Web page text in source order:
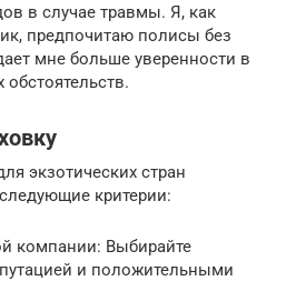
в случае травмы. Я, как
предпочитаю полисы без
мне больше уверенности в
экзотических стран
критерии:
компании: Выбирайте
и положительными